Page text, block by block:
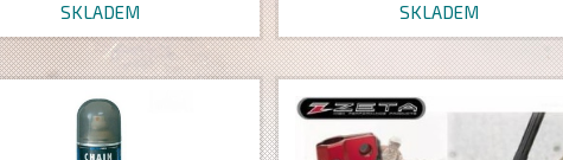
SKLADEM SKLADEM